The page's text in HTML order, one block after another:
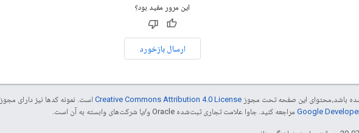
این مرور مفید بود؟
ارسال بازخورد
شده باشد،‌محتوای این صفحه تحت مجوز Creative Commons Attribution 4.0 License است. نمونه کدها نیز دارای مجوز
مراجعه کنید. جاوا علامت تجاری ثبت‌شده Oracle و/یا شرکت‌های وابسته به آن است.